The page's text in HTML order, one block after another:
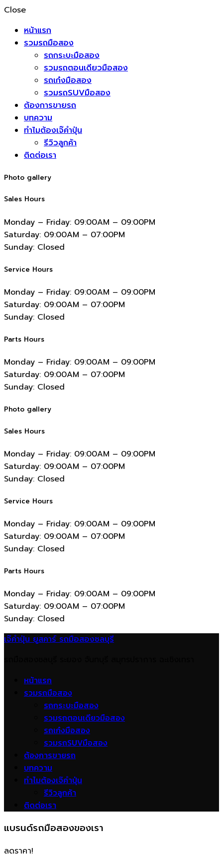
Close
หน้าแรก
รวมรถมือสอง
รถกระบะมือสอง
รวมรถตอนเดียวมือสอง
รถเก๋งมือสอง
รวมรถSUVมือสอง
ต้องการขายรถ
บทความ
ทำไมต้องเจ๊คำปุ่น
รีวิวลูกค้า
ติดต่อเรา
Photo gallery
Sales Hours
Monday – Friday: 09:00AM – 09:00PM
Saturday: 09:00AM – 07:00PM
Sunday: Closed
Service Hours
Monday – Friday: 09:00AM – 09:00PM
Saturday: 09:00AM – 07:00PM
Sunday: Closed
Parts Hours
Monday – Friday: 09:00AM – 09:00PM
Saturday: 09:00AM – 07:00PM
Sunday: Closed
Photo gallery
Sales Hours
Monday – Friday: 09:00AM – 09:00PM
Saturday: 09:00AM – 07:00PM
Sunday: Closed
Service Hours
Monday – Friday: 09:00AM – 09:00PM
Saturday: 09:00AM – 07:00PM
Sunday: Closed
Parts Hours
Monday – Friday: 09:00AM – 09:00PM
Saturday: 09:00AM – 07:00PM
Sunday: Closed
เจ๊คำปุ่น ยูสคาร์ รถมือสองชลบุรี
หน้าแรก
รวมรถมือสอง
รถกระบะมือสอง
รวมรถตอนเดียวมือสอง
รถเก๋งมือสอง
รวมรถSUVมือสอง
ต้องการขายรถ
บทความ
ทำไมต้องเจ๊คำปุ่น
รีวิวลูกค้า
ติดต่อเรา
แบรนด์รถมือสองของเรา
ลดราคา!